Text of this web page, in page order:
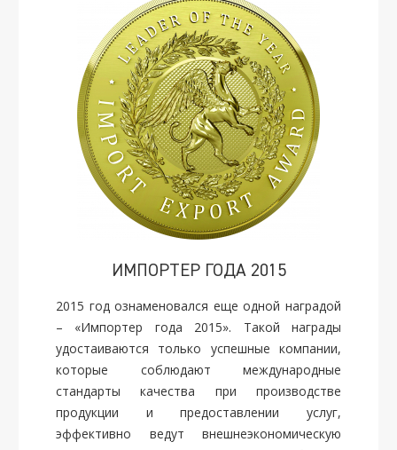
ИМПОРТЕР ГОДА 2015
2015 год ознаменовался еще одной наградой
– «Импортер года 2015». Такой награды
удостаиваются только успешные компании,
которые соблюдают международные
стандарты качества при производстве
продукции и предоставлении услуг,
эффективно ведут внешнеэкономическую